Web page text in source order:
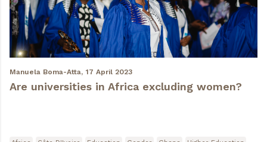
Manuela Boma-Atta, 17 April 2023
Are universities in Africa excluding women?